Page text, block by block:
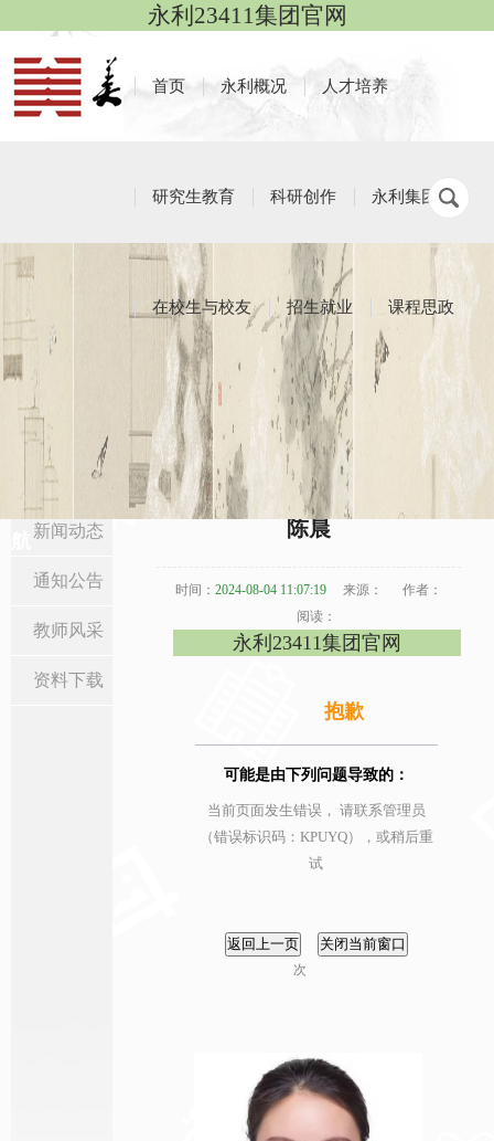
永利23411集团官网
首页 永利概况 人才培养
研究生教育 科研创作 永利集团
在校生与校友 招生就业 课程思政
栏目导
新闻动态
通知公告
教师风采
资料下载
教师风采
当前位置: >新闻通知
陈晨
时间： 2024-08-04 11:07:19 来源：
作者：
阅读：
永利23411集团官网
抱歉
可能是由下列问题导致的：
当前页面发生错误， 请联系管理员
（错误标识码：KPUYQ），或稍后重
试
次